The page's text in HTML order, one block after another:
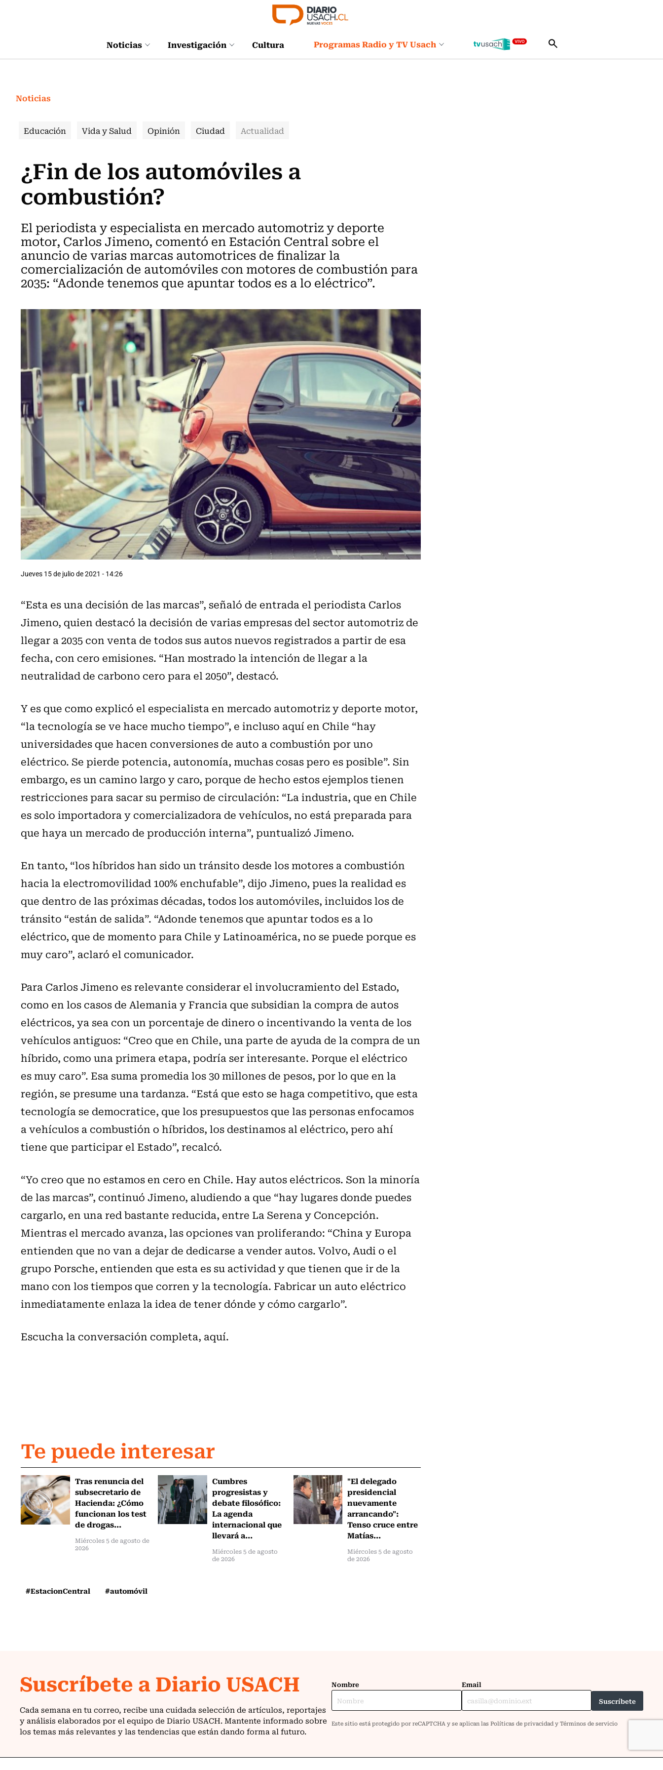
Noticias Investigación Cultura Programas Radio y TV Usach
Noticias
Educación Vida y Salud Opinión Ciudad Actualidad
¿Fin de los automóviles a
combustión?
El periodista y especialista en mercado automotriz y deporte
motor, Carlos Jimeno, comentó en Estación Central sobre el
anuncio de varias marcas automotrices de finalizar la
comercialización de automóviles con motores de combustión para
2035: “Adonde tenemos que apuntar todos es a lo eléctrico”.
Jueves 15 de julio de 2021 - 14:26
“Esta es una decisión de las marcas”, señaló de entrada el periodista Carlos
Jimeno, quien destacó la decisión de varias empresas del sector automotriz de
llegar a 2035 con venta de todos sus autos nuevos registrados a partir de esa
fecha, con cero emisiones. “Han mostrado la intención de llegar a la
neutralidad de carbono cero para el 2050”, destacó.
Y es que como explicó el especialista en mercado automotriz y deporte motor,
“la tecnología se ve hace mucho tiempo”, e incluso aquí en Chile “hay
universidades que hacen conversiones de auto a combustión por uno
eléctrico. Se pierde potencia, autonomía, muchas cosas pero es posible”. Sin
embargo, es un camino largo y caro, porque de hecho estos ejemplos tienen
restricciones para sacar su permiso de circulación: “La industria, que en Chile
es solo importadora y comercializadora de vehículos, no está preparada para
que haya un mercado de producción interna”, puntualizó Jimeno.
En tanto, “los híbridos han sido un tránsito desde los motores a combustión
hacia la electromovilidad 100% enchufable”, dijo Jimeno, pues la realidad es
que dentro de las próximas décadas, todos los automóviles, incluidos los de
tránsito “están de salida”. “Adonde tenemos que apuntar todos es a lo
eléctrico, que de momento para Chile y Latinoamérica, no se puede porque es
muy caro”, aclaró el comunicador.
Para Carlos Jimeno es relevante considerar el involucramiento del Estado,
como en los casos de Alemania y Francia que subsidian la compra de autos
eléctricos, ya sea con un porcentaje de dinero o incentivando la venta de los
vehículos antiguos: “Creo que en Chile, una parte de ayuda de la compra de un
híbrido, como una primera etapa, podría ser interesante. Porque el eléctrico
es muy caro”. Esa suma promedia los 30 millones de pesos, por lo que en la
región, se presume una tardanza. “Está que esto se haga competitivo, que esta
tecnología se democratice, que los presupuestos que las personas enfocamos
a vehículos a combustión o híbridos, los destinamos al eléctrico, pero ahí
tiene que participar el Estado”, recalcó.
“Yo creo que no estamos en cero en Chile. Hay autos eléctricos. Son la minoría
de las marcas”, continuó Jimeno, aludiendo a que “hay lugares donde puedes
cargarlo, en una red bastante reducida, entre La Serena y Concepción.
Mientras el mercado avanza, las opciones van proliferando: “China y Europa
entienden que no van a dejar de dedicarse a vender autos. Volvo, Audi o el
grupo Porsche, entienden que esta es su actividad y que tienen que ir de la
mano con los tiempos que corren y la tecnología. Fabricar un auto eléctrico
inmediatamente enlaza la idea de tener dónde y cómo cargarlo”.
Escucha la conversación completa, aquí.
Te puede interesar
Tras renuncia del
subsecretario de
Hacienda: ¿Cómo
funcionan los test
de drogas...
Miércoles 5 de agosto de
2026
Cumbres
progresistas y
debate filosófico:
La agenda
internacional que
llevará a...
Miércoles 5 de agosto
de 2026
"El delegado
presidencial
nuevamente
arrancando":
Tenso cruce entre
Matías...
Miércoles 5 de agosto
de 2026
#EstacionCentral #automóvil